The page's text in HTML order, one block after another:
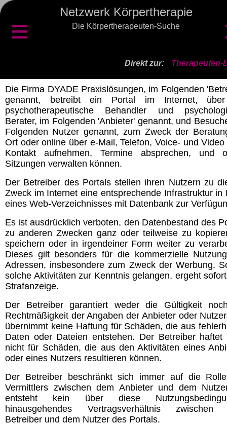
Netzwerk Körpertherapie
Die Körpertherapeuten-Suche
≡
Direkt zur: Therapeuten-
Die Firma DYADE Praxislösungen, im Folgenden
genannt, betreibt ein Portal im Internet,
psychotherapeutische Behandler und
Berater, im Folgenden 'Anbieter' genannt, und
Folgenden Nutzer genannt, zum Zweck der
Ort oder online über e-Mail, Telefon, Voice- und Video
Kontakt aufnehmen, Termine absprechen, und
Sitzungen verwalten können.
Der Betreiber des Portals stellen ihren Nutzern zu
Zweck im Internet eine entsprechende Infrastruktur in
eines Web-Verzeichnisses mit Datenbank zur
Es ist ausdrücklich verboten, den Datenbestand des
zu anderen Zwecken ganz oder teilweise zu
speichern oder in irgendeiner Form weiter zu
Dieses gilt besonders für die kommerzielle
Adressen, insbesondere zum Zweck der Werbung.
solche Aktivitäten zur Kenntnis gelangen, ergeht
Strafanzeige.
Der Betreiber garantiert weder die Gültigkeit
Rechtmäßigkeit der Angaben der Anbieter oder
übernimmt keine Haftung für Schäden, die aus
Daten oder Dateien entstehen. Der Betreiber haftet
nicht für Schäden, die aus den Aktivitäten eines
oder eines Nutzers resultieren können.
Der Betreiber beschränkt sich immer auf die
Vermittlers zwischen dem Anbieter und dem
entsteht kein über diese
hinausgehendes Vertragsverhältnis zwischen
Betreiber und dem Nutzer des Portals.